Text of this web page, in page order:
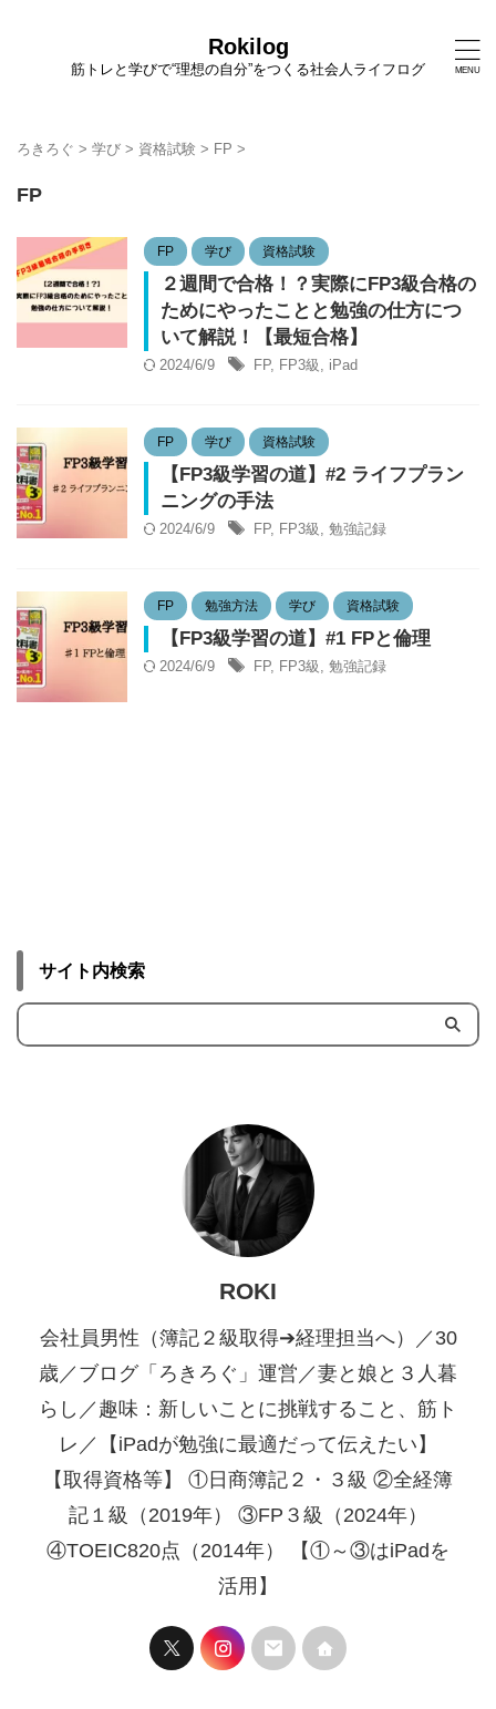
Rokilog
筋トレと学びで“理想の自分”をつくる社会人ライフログ
ろきろぐ > 学び > 資格試験 > FP >
FP
FP 学び 資格試験
２週間で合格！？実際にFP3級合格の
ためにやったことと勉強の仕方につ
いて解説！【最短合格】
2024/6/9 FP, FP3級 , iPad
FP 学び 資格試験
【FP3級学習の道】#2 ライフプラン
ニングの手法
2024/6/9 FP, FP3級 , 勉強記録
FP 勉強方法 学び 資格試験
【FP3級学習の道】#1 FPと倫理
2024/6/9 FP, FP3級 , 勉強記録
サイト内検索
ROKI
会社員男性（簿記２級取得➔経理担当へ）／30
歳／ブログ「ろきろぐ」運営／妻と娘と３人暮
らし／趣味：新しいことに挑戦すること、筋ト
レ／【iPadが勉強に最適だって伝えたい】
【取得資格等】 ①日商簿記２・３級 ②全経簿
記１級（2019年） ③FP３級（2024年）
④TOEIC820点（2014年） 【①～③はiPadを
活用】